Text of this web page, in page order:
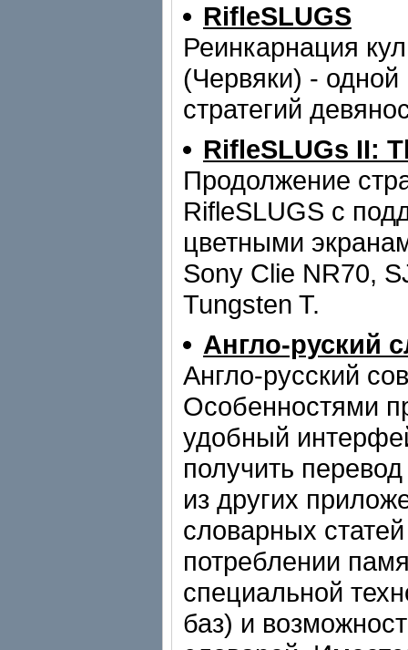
RifleSLUGS
Реинкарнация
(Червяки) -
стратегий
RifleSLUGs II:
Продолжение
RifleSLUGS с
цветными
Sony Clie NR70,
Tungsten T.
Англо-руский
Англо-русский
Особенностями
удобный
получить
из других
словарных
потреблении
специальной
баз) и